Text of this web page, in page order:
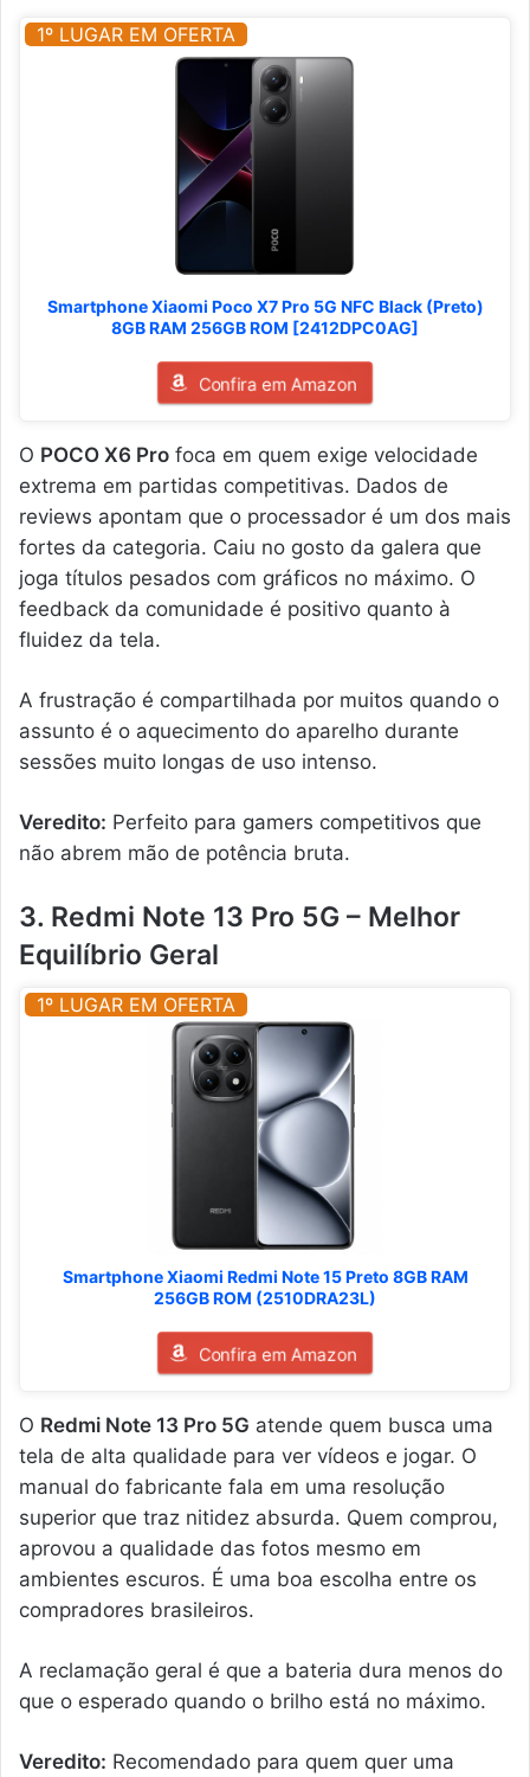
1º LUGAR EM OFERTA
Smartphone Xiaomi Poco X7 Pro 5G NFC Black (Preto)
8GB RAM 256GB ROM [2412DPC0AG]
Confira em Amazon
O POCO X6 Pro foca em quem exige velocidade
extrema em partidas competitivas. Dados de
reviews apontam que o processador é um dos mais
fortes da categoria. Caiu no gosto da galera que
joga títulos pesados com gráficos no máximo. O
feedback da comunidade é positivo quanto à
fluidez da tela.
A frustração é compartilhada por muitos quando o
assunto é o aquecimento do aparelho durante
sessões muito longas de uso intenso.
Veredito: Perfeito para gamers competitivos que
não abrem mão de potência bruta.
3. Redmi Note 13 Pro 5G – Melhor
Equilíbrio Geral
1º LUGAR EM OFERTA
Smartphone Xiaomi Redmi Note 15 Preto 8GB RAM
256GB ROM (2510DRA23L)
Confira em Amazon
O Redmi Note 13 Pro 5G atende quem busca uma
tela de alta qualidade para ver vídeos e jogar. O
manual do fabricante fala em uma resolução
superior que traz nitidez absurda. Quem comprou,
aprovou a qualidade das fotos mesmo em
ambientes escuros. É uma boa escolha entre os
compradores brasileiros.
A reclamação geral é que a bateria dura menos do
que o esperado quando o brilho está no máximo.
Veredito: Recomendado para quem quer uma